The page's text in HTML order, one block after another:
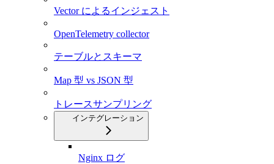
Vector によるインジェスト
OpenTelemetry collector
テーブルとスキーマ
Map 型 vs JSON 型
トレースサンプリング
インテグレーション
Nginx ログ